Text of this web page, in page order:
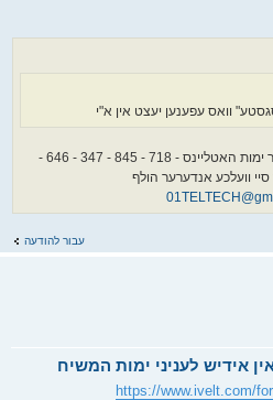
וואס עפענען יעצט אין א"י
אויב די דארפסט נימערן חו"ל פאר ימות האטליינס - 718 - 845 - 347 - 646 -
וועלכע אנדערער הולף
עבור להודעה
אידיש לעניני ימות המשיח
https://www.ivelt.com/